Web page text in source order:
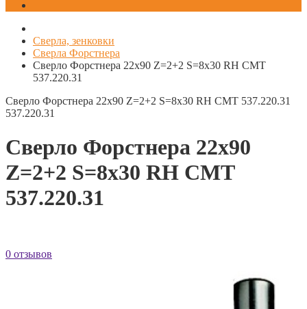
Сверла, зенковки
Сверла Форстнера
Сверло Форстнера 22x90 Z=2+2 S=8x30 RH CMT
537.220.31
Сверло Форстнера 22x90 Z=2+2 S=8x30 RH CMT 537.220.31
537.220.31
Сверло Форстнера 22x90
Z=2+2 S=8x30 RH CMT
537.220.31
0 отзывов